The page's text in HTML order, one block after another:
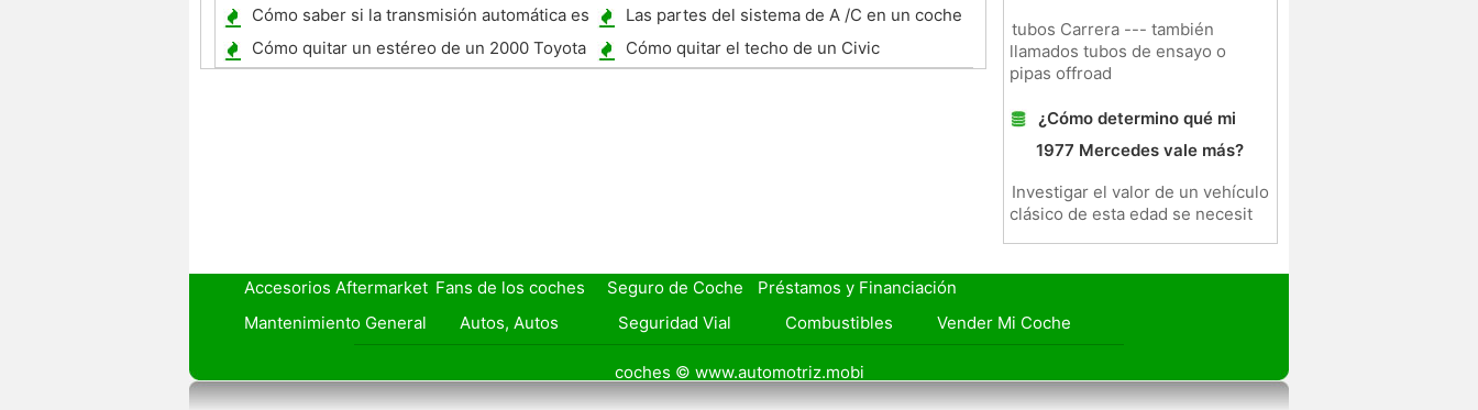
Tuercas y tornillos prisioneros de ruedas ?
Cómo saber si la transmisión automática es
Going
Las partes del sistema de A /C en un coche
Cómo quitar un estéreo de un 2000 Toyota
Tacoma
Cómo quitar el techo de un Civic
tubos Carrera --- también
llamados tubos de ensayo o
pipas offroad
¿Cómo determino qué mi
1977 Mercedes vale más?
Investigar el valor de un vehículo
clásico de esta edad se necesit
Accesorios Aftermarket Fans de los coches Seguro de Coche
Préstamos y Financiación
Mantenimiento General
Autos, Autos Seguridad Vial Combustibles Vender Mi Coche
coches © www.automotriz.mobi